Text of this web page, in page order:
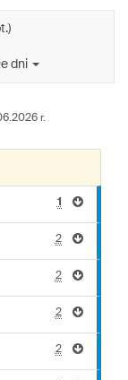
dni
r.
1
2
2
2
2